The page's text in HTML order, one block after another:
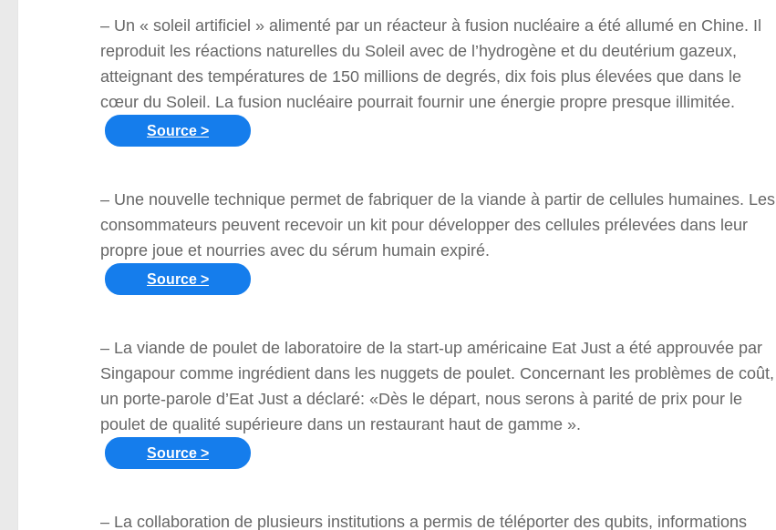
– Un « soleil artificiel » alimenté par un réacteur à fusion nucléaire a été allumé en Chine. Il
reproduit les réactions naturelles du Soleil avec de l’hydrogène et du deutérium gazeux,
atteignant des températures de 150 millions de degrés, dix fois plus élevées que dans le
cœur du Soleil. La fusion nucléaire pourrait fournir une énergie propre presque illimitée.
Source >
– Une nouvelle technique permet de fabriquer de la viande à partir de cellules humaines. Les
consommateurs peuvent recevoir un kit pour développer des cellules prélevées dans leur
propre joue et nourries avec du sérum humain expiré.
Source >
– La viande de poulet de laboratoire de la start-up américaine Eat Just a été approuvée par
Singapour comme ingrédient dans les nuggets de poulet. Concernant les problèmes de coût,
un porte-parole d’Eat Just a déclaré: «Dès le départ, nous serons à parité de prix pour le
poulet de qualité supérieure dans un restaurant haut de gamme ».
Source >
– La collaboration de plusieurs institutions a permis de téléporter des qubits, informations